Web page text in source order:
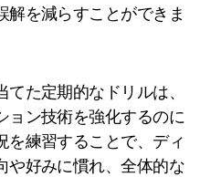
解を減らすことができま
た定期的なドリルは、
ョン技術を強化するのに
を練習することで、ディ
や好みに慣れ、全体的な